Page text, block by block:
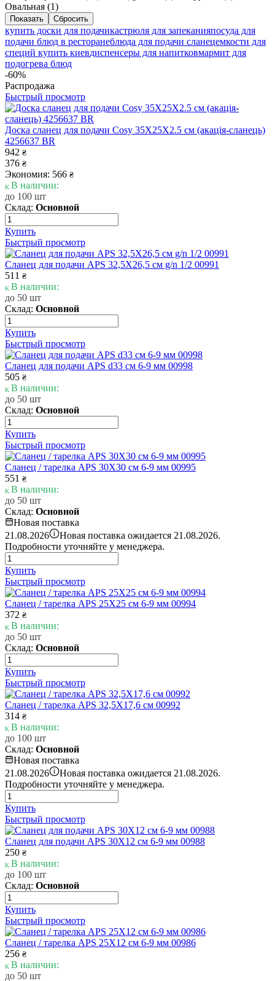
Овальная (1)
купить доски для подачикастрюля для запеканияпосуда для
подачи блюд в ресторанеблюда для подачи сланецемкости для
специй купить киевдиспенсеры для напитковмармит для
подогрева блюд
-60%
Распродажа
Быстрый просмотр
Доска сланец для подачи Cosy 35X25X2.5 см (акація-сланець)
4256637 BR
942 ₴
376 ₴
Экономия: 566 ₴
В наличии:
до 100 шт
Склад: Основной
Купить
Быстрый просмотр
Сланец для подачи APS 32,5X26,5 см g/n 1/2 00991
511 ₴
В наличии:
до 50 шт
Склад: Основной
Купить
Быстрый просмотр
Сланец для подачи APS d33 см 6-9 мм 00998
505 ₴
В наличии:
до 50 шт
Склад: Основной
Купить
Быстрый просмотр
Сланец / тарелка APS 30Х30 см 6-9 мм 00995
551 ₴
В наличии:
до 50 шт
Склад: Основной
Новая поставка
21.08.2026 i Новая поставка ожидается 21.08.2026.
Подробности уточняйте у менеджера.
Купить
Быстрый просмотр
Сланец / тарелка APS 25Х25 см 6-9 мм 00994
372 ₴
В наличии:
до 50 шт
Склад: Основной
Купить
Быстрый просмотр
Сланец / тарелка APS 32,5Х17,6 см 00992
314 ₴
В наличии:
до 100 шт
Склад: Основной
Новая поставка
21.08.2026 i Новая поставка ожидается 21.08.2026.
Подробности уточняйте у менеджера.
Купить
Быстрый просмотр
Сланец для подачи APS 30Х12 см 6-9 мм 00988
250 ₴
В наличии:
до 100 шт
Склад: Основной
Купить
Быстрый просмотр
Сланец / тарелка APS 25Х12 см 6-9 мм 00986
256 ₴
В наличии:
до 50 шт